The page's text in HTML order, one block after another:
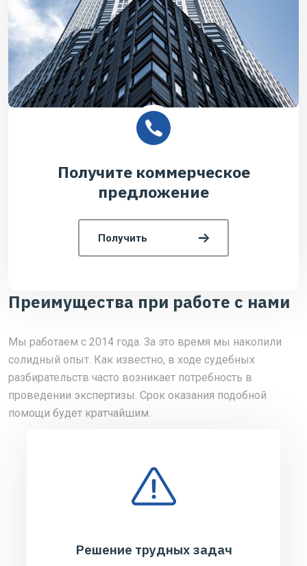
Получите коммерческое
предложение
Получить
Преимущества при работе с нами
Мы работаем с 2014 года. За это время мы накопили
солидный опыт. Как известно, в ходе судебных
разбирательств часто возникает потребность в
проведении экспертизы. Срок оказания подобной
помощи будет кратчайшим.
Решение трудных задач